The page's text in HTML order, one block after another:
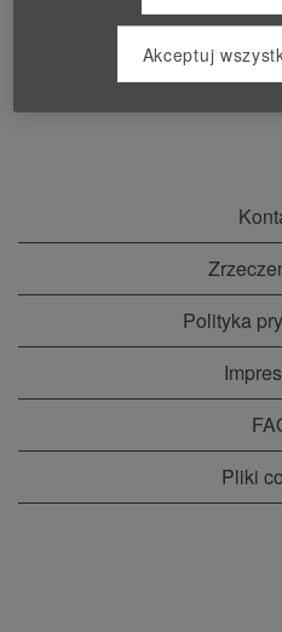
Polityka
Pliki
Akceptuj